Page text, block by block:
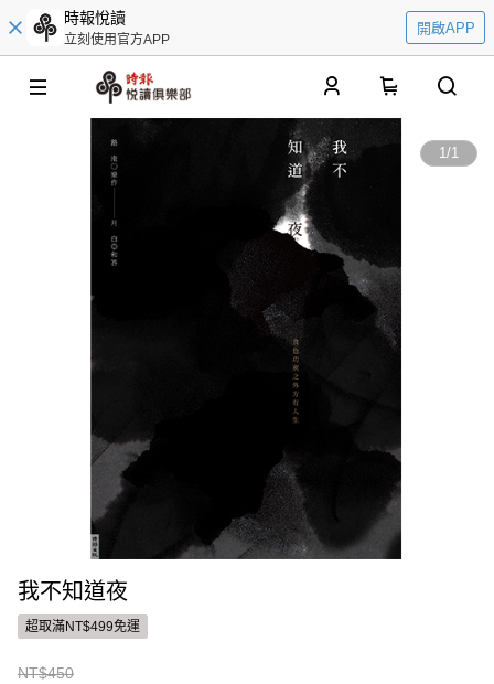
時報悅讀
立刻使用官方APP
開啟APP
1/1
我不知道夜
超取滿NT$499免運
NT$450